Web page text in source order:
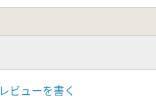
レビューを書く